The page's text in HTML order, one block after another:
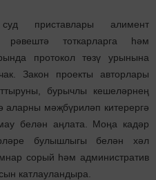
приставлары алимент
рәвештә тоткарларга һәм
протокол төзү урынына
Закон проекты авторлары
бурычлы кешеләрнең
аларны мәҗбүриләп китерергә
белән аңлата. Моңа кадәр
булышлыгы белән хәл
сорый һәм административ
катлауландыра.